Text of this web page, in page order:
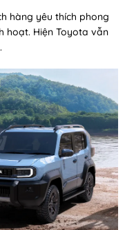
hàng yêu thích phong
hoạt. Hiện Toyota vẫn